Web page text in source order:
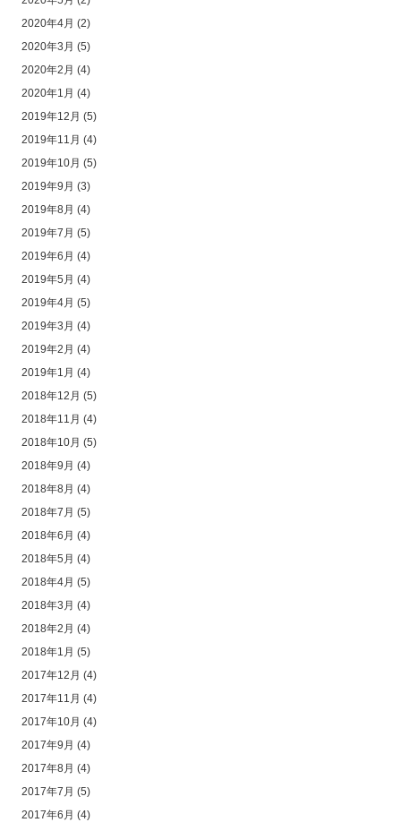
2020年4月 (2)
2020年3月 (5)
2020年2月 (4)
2020年1月 (4)
2019年12月 (5)
2019年11月 (4)
2019年10月 (5)
2019年9月 (3)
2019年8月 (4)
2019年7月 (5)
2019年6月 (4)
2019年5月 (4)
2019年4月 (5)
2019年3月 (4)
2019年2月 (4)
2019年1月 (4)
2018年12月 (5)
2018年11月 (4)
2018年10月 (5)
2018年9月 (4)
2018年8月 (4)
2018年7月 (5)
2018年6月 (4)
2018年5月 (4)
2018年4月 (5)
2018年3月 (4)
2018年2月 (4)
2018年1月 (5)
2017年12月 (4)
2017年11月 (4)
2017年10月 (4)
2017年9月 (4)
2017年8月 (4)
2017年7月 (5)
2017年6月 (4)